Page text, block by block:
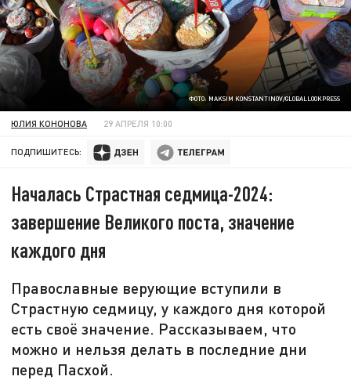
ФОТО: MAKSIM KONSTANTINOV/GLOBALLOOKPRESS
ЮЛИЯ КОНОНОВА 29 АПРЕЛЯ 10:00
ПОДПИШИТЕСЬ:
Началась Страстная седмица-2024:
завершение Великого поста, значение
каждого дня
Православные верующие вступили в
Страстную седмицу, у каждого дня которой
есть своё значение. Рассказываем, что
можно и нельзя делать в последние дни
перед Пасхой.